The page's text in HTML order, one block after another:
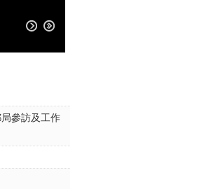
參訪及工作